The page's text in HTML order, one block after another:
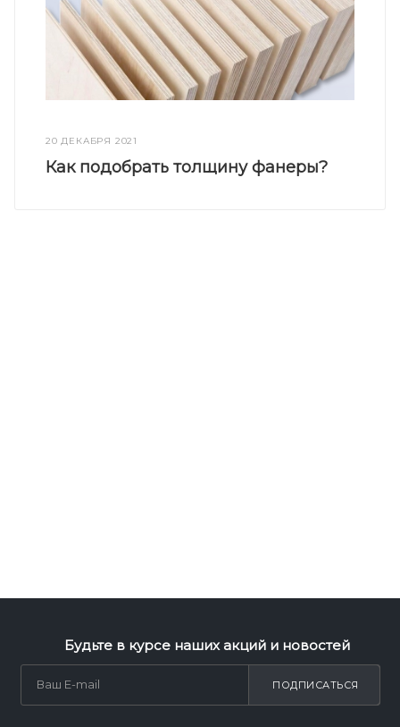
20 ДЕКАБРЯ 2021
Как подобрать толщину фанеры?
Будьте в курсе наших акций и новостей
ПОДПИСАТЬСЯ